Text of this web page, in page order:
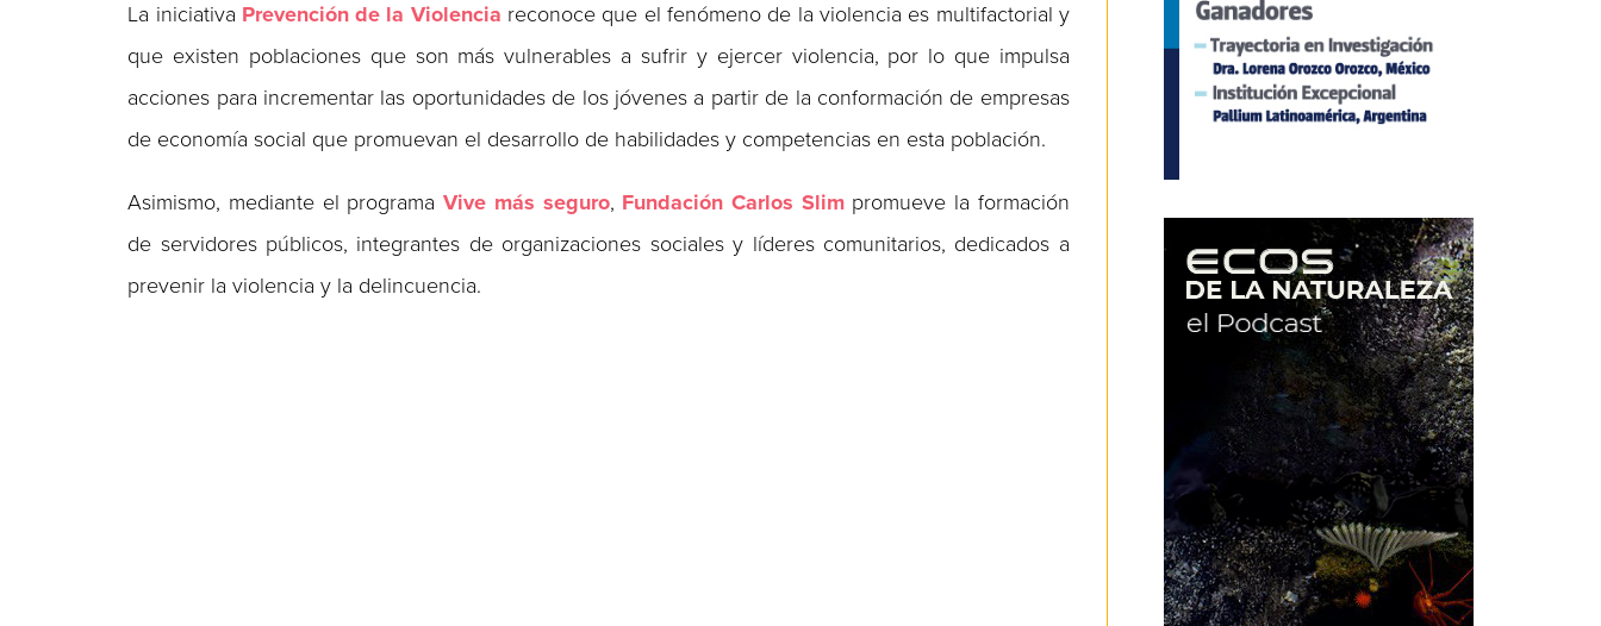
La iniciativa Prevención de la Violencia reconoce que el fenómeno de la violencia es multifactorial y
que existen poblaciones que son más vulnerables a sufrir y ejercer violencia, por lo que impulsa
acciones para incrementar las oportunidades de los jóvenes a partir de la conformación de empresas
de economía social que promuevan el desarrollo de habilidades y competencias en esta población.
Asimismo, mediante el programaVive más seguro, Fundación Carlos Slimpromueve la formación
de servidores públicos, integrantes de organizaciones sociales y líderes comunitarios, dedicados a
prevenir la violencia y la delincuencia.